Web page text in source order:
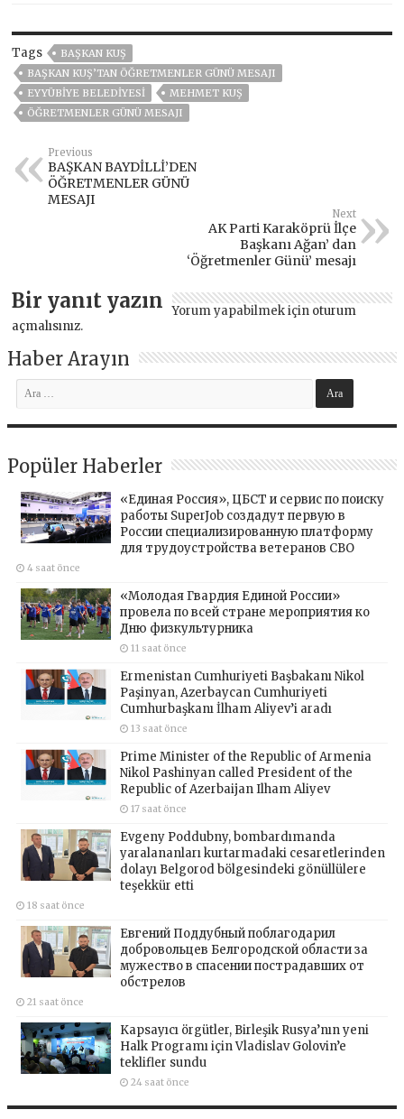
Tags
BAŞKAN KUŞ
BAŞKAN KUŞ’TAN ÖĞRETMENLER GÜNÜ MESAJI
EYYÜBİYE BELEDİYESİ
MEHMET KUŞ
ÖĞRETMENLER GÜNÜ MESAJI
Previous
BAŞKAN BAYDİLLİ’DEN
ÖĞRETMENLER GÜNÜ
MESAJI
Next
AK Parti Karaköprü İlçe
Başkanı Ağan’ dan
‘Öğretmenler Günü’ mesajı
Bir yanıt yazın Yorum yapabilmek için oturum
açmalısınız.
Haber Arayın
Popüler Haberler
«Единая Россия», ЦБСТ и сервис по поиску
работы SuperJob создадут первую в
России специализированную платформу
для трудоустройства ветеранов СВО
4 saat önce
«Молодая Гвардия Единой России»
провела по всей стране мероприятия ко
Дню физкультурника
11 saat önce
Ermenistan Cumhuriyeti Başbakanı Nikol
Paşinyan, Azerbaycan Cumhuriyeti
Cumhurbaşkanı İlham Aliyev’i aradı
13 saat önce
Prime Minister of the Republic of Armenia
Nikol Pashinyan called President of the
Republic of Azerbaijan Ilham Aliyev
17 saat önce
Evgeny Poddubny, bombardımanda
yaralananları kurtarmadaki cesaretlerinden
dolayı Belgorod bölgesindeki gönüllülere
teşekkür etti
18 saat önce
Евгений Поддубный поблагодарил
добровольцев Белгородской области за
мужество в спасении пострадавших от
обстрелов
21 saat önce
Kapsayıcı örgütler, Birleşik Rusya’nın yeni
Halk Programı için Vladislav Golovin’e
teklifler sundu
24 saat önce